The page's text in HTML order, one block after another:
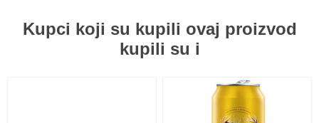
Kupci koji su kupili ovaj proizvod
kupili su i